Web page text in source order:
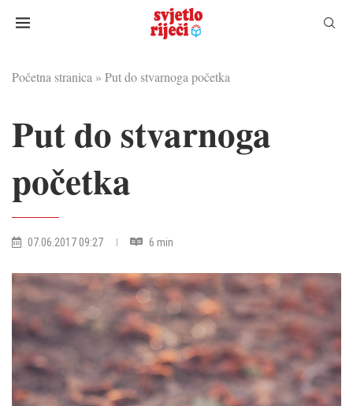
Početna stranica » Put do stvarnoga početka
Put do stvarnoga
početka
07.06.2017 09:27 6 min